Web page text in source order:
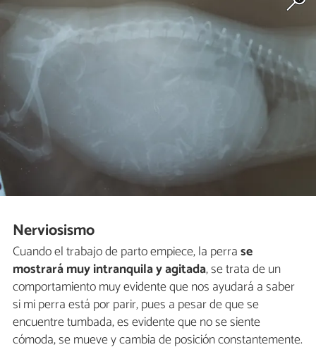
Nerviosismo
Cuando el trabajo de parto empiece, la perrase
mostrará muy intranquila y agitada, se trata de un
comportamiento muy evidente que nos ayudará a saber
si mi perra está por parir, pues a pesar de que se
encuentre tumbada, es evidente que no se siente
cómoda, se mueve y cambia de posición constantemente.